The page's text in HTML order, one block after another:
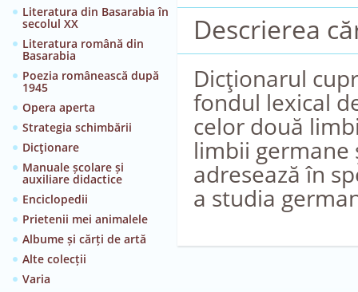
Literatura din Basarabia în
secolul XX
Literatura română din
Basarabia
Poezia românească după
1945
Opera aperta
Strategia schimbării
Dicţionare
Manuale școlare și
auxiliare didactice
Enciclopedii
Prietenii mei animalele
Albume și cărți de artă
Alte colecții
Varia
Descrierea
Dicţionarul
fondul lexical
celor două
limbii germane
adresează în
a studia